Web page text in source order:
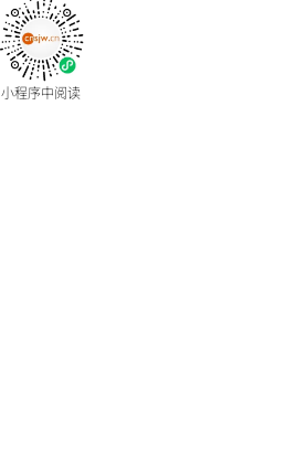
小程序中阅读